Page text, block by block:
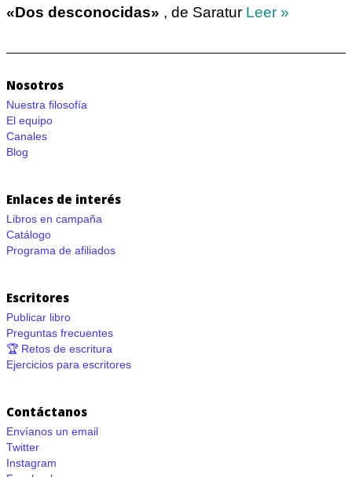
«Dos desconocidas» , de Saratur Leer »
Nosotros
Nuestra filosofía
El equipo
Canales
Blog
Enlaces de interés
Libros en campaña
Catálogo
Programa de afiliados
Escritores
Publicar libro
Preguntas frecuentes
🏆 Retos de escritura
Ejercicios para escritores
Contáctanos
Envíanos un email
Twitter
Instagram